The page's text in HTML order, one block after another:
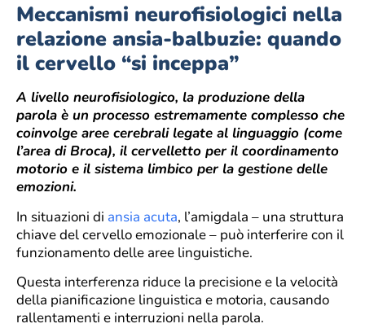
Meccanismi neurofisiologici nella
relazione ansia-balbuzie: quando
il cervello “si inceppa”
A livello neurofisiologico, la produzione della
parola è un processo estremamente complesso che
coinvolge aree cerebrali legate al linguaggio (come
l’area di Broca), il cervelletto per il coordinamento
motorio e il sistema limbico per la gestione delle
emozioni.
In situazioni di ansia acuta, l’amigdala – una struttura
chiave del cervello emozionale – può interferire con il
funzionamento delle aree linguistiche.
Questa interferenza riduce la precisione e la velocità
della pianificazione linguistica e motoria, causando
rallentamenti e interruzioni nella parola.